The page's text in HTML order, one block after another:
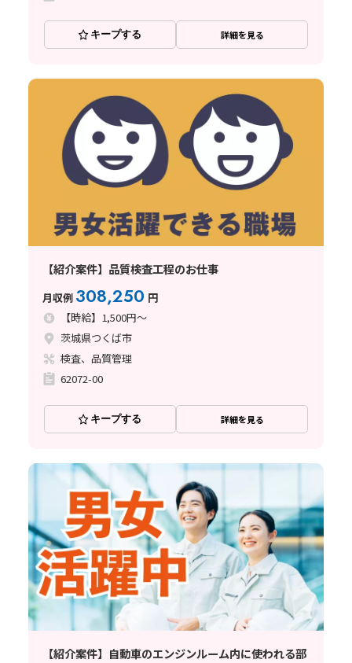
キープする 詳細を見る
【紹介案件】品質検査工程のお仕事
月収例 308,250 円
【時給】1,500円～
茨城県つくば市
検査、品質管理
62072-00
キープする 詳細を見る
【紹介案件】自動車のエンジンルーム内に使われる部